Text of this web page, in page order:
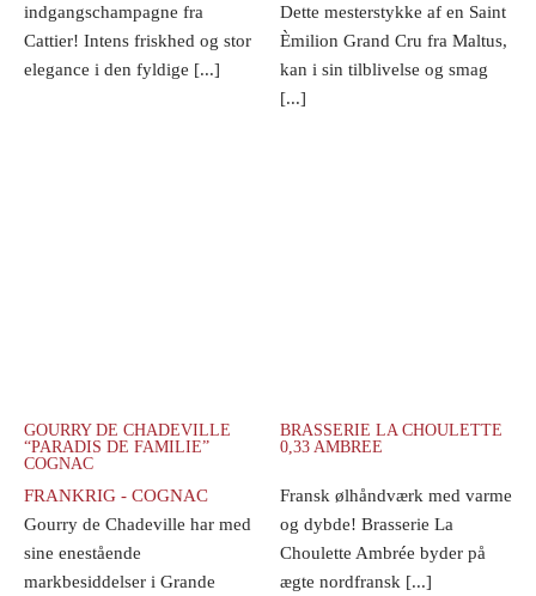
indgangschampagne fra
Cattier! Intens friskhed og stor
elegance i den fyldige [...]
Dette mesterstykke af en Saint
Èmilion Grand Cru fra Maltus,
kan i sin tilblivelse og smag
[...]
GOURRY DE CHADEVILLE
“PARADIS DE FAMILIE”
COGNAC
FRANKRIG - COGNAC
Gourry de Chadeville har med
sine enestående
markbesiddelser i Grande
BRASSERIE LA CHOULETTE
0,33 AMBREE
Fransk ølhåndværk med varme
og dybde! Brasserie La
Choulette Ambrée byder på
ægte nordfransk [...]